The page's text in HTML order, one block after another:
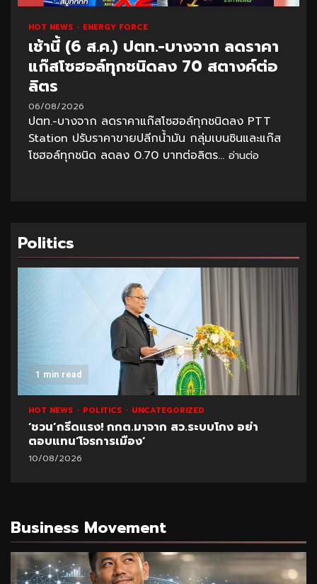
HOT NEWS ENERGY FORCE
เช้านี้ (6 ส.ค.) ปตท.-บางจาก ลดราคา
แก๊สโซฮอล์ทุกชนิดลง 70 สตางค์ต่อ
ลิตร
06/08/2026
ปตท.-บางจาก ลดราคาแก๊สโซฮอล์ทุกชนิดลง PTT
Station ปรับราคาขายปลีกน้ำมัน กลุ่มเบนซินและแก๊ส
โซฮอล์ทุกชนิด ลดลง 0.70 บาทต่อลิตร... อ่านต่อ
Politics
1 min read
HOT NEWS POLITICS UNCATEGORIZED
‘ชวน’กรีดแรง! กกต.มาจาก สว.ระบบโกง อย่า
ตอบแทน‘โจรการเมือง’
10/08/2026
Business Movement